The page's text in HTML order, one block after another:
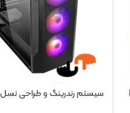
سیستم رندرینگ و طراحی نسل 13